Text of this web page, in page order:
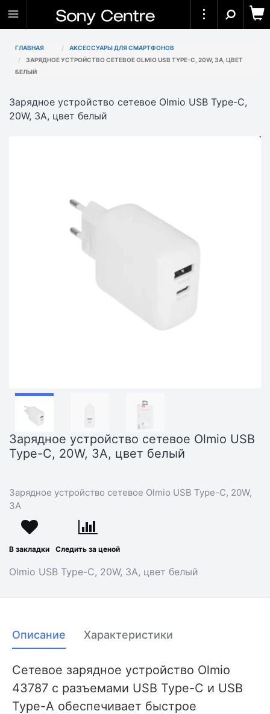
ГЛАВНАЯ
АКСЕССУАРЫ ДЛЯ СМАРТФОНОВ
ЗАРЯДНОЕ УСТРОЙСТВО СЕТЕВОЕ OLMIO USB TYPE-C, 20W, 3A, ЦВЕТ
БЕЛЫЙ
Зарядное устройство сетевое Olmio USB Type-C,
20W, 3A, цвет белый
Зарядное устройство сетевое Olmio USB
Type-C, 20W, 3A, цвет белый
Зарядное устройство сетевое Olmio USB Type-C, 20W,
3A
В закладки Следить за ценой
Olmio USB Type-C, 20W, 3A, цвет белый
Описание Характеристики
Сетевое зарядное устройство Olmio
43787 с разъемами USB Type-C и USB
Type-A обеспечивает быстрое